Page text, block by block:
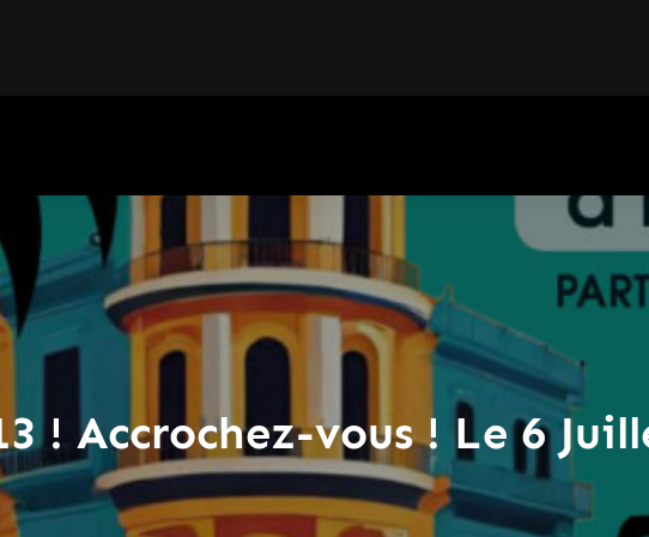
! Accrochez-vous ! Le 6